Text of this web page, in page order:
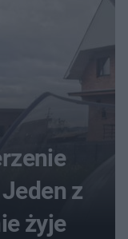
z
żyje